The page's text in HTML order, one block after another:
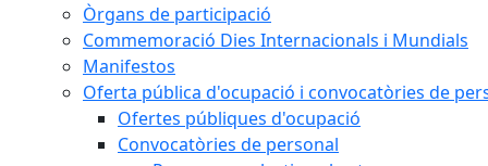
Òrgans de participació
Commemoració Dies Internacionals i Mundials
Manifestos
Oferta pública d'ocupació i convocatòries de
Ofertes públiques d'ocupació
Convocatòries de personal